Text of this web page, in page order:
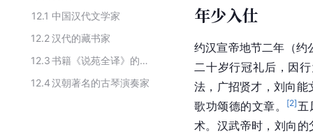
12.1 中国汉代文学家
12.2汉代的藏书家
12.3
书籍《说苑全译》的创作者
12.4汉朝著名的古琴演奏家
年少入仕
约汉宣帝地节二年（约
二十岁行冠礼后，因
法，广招贤才，刘向能
歌功颂德的文章。
[2] 五
术。汉武帝时， 刘向 的